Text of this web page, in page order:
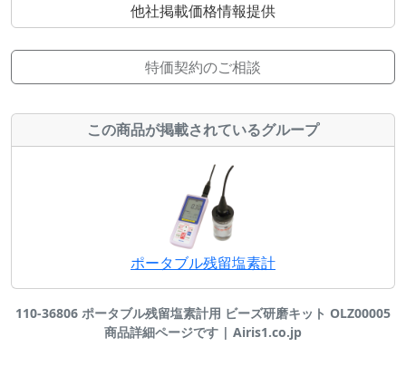
他社掲載価格情報提供
特価契約のご相談
この商品が掲載されているグループ
ポータブル残留塩素計
110-36806 ポータブル残留塩素計用 ビーズ研磨キット OLZ00005
商品詳細ページです | Airis1.co.jp